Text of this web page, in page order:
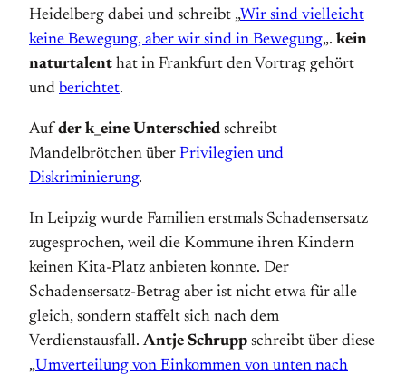
Heidelberg dabei und schreibt „Wir sind vielleicht
keine Bewegung, aber wir sind in Bewegung„. kein
naturtalent hat in Frankfurt den Vortrag gehört
und berichtet.
Auf der k_eine Unterschied schreibt
Mandelbrötchen über Privilegien und
Diskriminierung.
In Leipzig wurde Familien erstmals Schadensersatz
zugesprochen, weil die Kommune ihren Kindern
keinen Kita-Platz anbieten konnte. Der
Schadensersatz-Betrag aber ist nicht etwa für alle
gleich, sondern staffelt sich nach dem
Verdienstausfall. Antje Schrupp schreibt über diese
„Umverteilung von Einkommen von unten nach